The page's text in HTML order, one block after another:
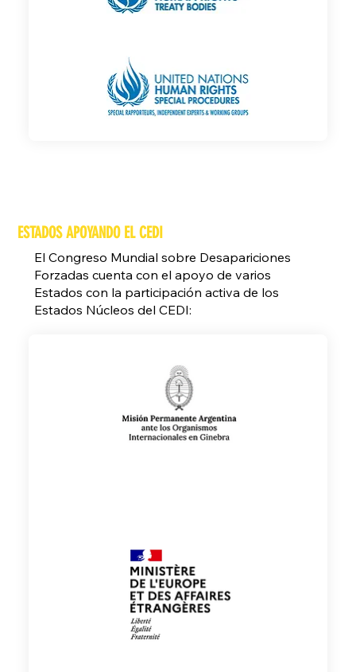
ESTADOS APOYANDO EL CEDI
​El Congreso Mundial sobre Desapariciones
Forzadas cuenta con el apoyo de varios
Estados con la participación activa de los
Estados Núcleos del CEDI: